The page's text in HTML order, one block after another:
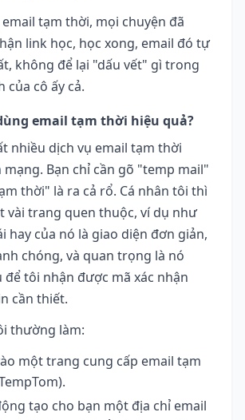
tạm thời, mọi chuyện đã
link học, học xong, email đó tự
không để lại "dấu vết" gì trong
của cô ấy cả.
email tạm thời hiệu quả?
nhiều dịch vụ email tạm thời
Bạn chỉ cần gõ "temp mail"
thời" là ra cả rổ. Cá nhân tôi thì
vài trang quen thuộc, ví dụ như
hay của nó là giao diện đơn giản,
chóng, và quan trọng là nó
để tôi nhận được mã xác nhận
cần thiết.
thường làm:
một trang cung cấp email tạm
tạo cho bạn một địa chỉ email